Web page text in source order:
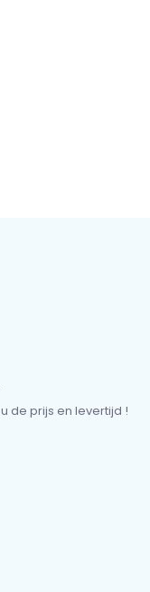
de prijs en levertijd !